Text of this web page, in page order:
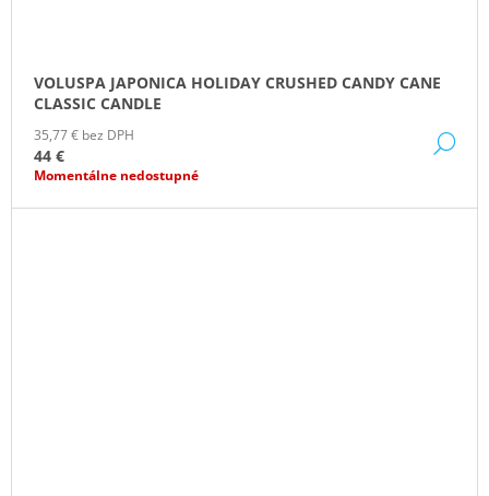
VOLUSPA JAPONICA HOLIDAY CRUSHED CANDY CANE
CLASSIC CANDLE
35,77 € bez DPH
44 €
Momentálne nedostupné